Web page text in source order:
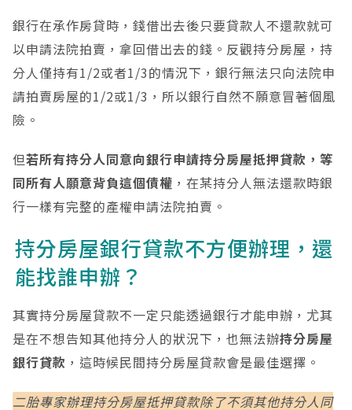
銀行在承作房貸時，錢借出去後只要貸款人不還款就可
以申請法院拍賣，拿回借出去的錢。反觀持分房屋，持
分人僅持有1/2或者1/3的情況下，銀行無法只向法院申
請拍賣房屋的1/2或1/3，所以銀行自然不願意冒著個風
險。
但若所有持分人同意向銀行申請持分房屋抵押貸款，等
同所有人願意背負這個債權 ，在某持分人無法還款時銀
行一樣有完整的產權申請法院拍賣。
持分房屋銀行貸款不方便辦理，還
能找誰申辦？
其實持分房屋貸款不一定只能透過銀行才能申辦，尤其
是在不想告知其他持分人的狀況下，也無法辦持分房屋
銀行貸款 ，這時候民間持分房屋貸款會是最佳選擇。
二胎專家辦理持分房屋抵押貸款除了不須其他持分人同